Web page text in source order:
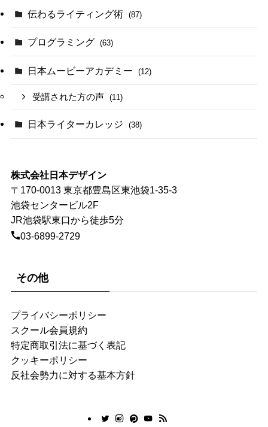
伝わるライティング術 (87)
プログラミング (63)
日本ムービーアカデミー (12)
受講された方の声 (11)
日本ライターカレッジ (38)
株式会社日本デザイン
〒170-0013 東京都豊島区東池袋1-35-3
池袋センタービル2F
JR池袋駅東口から徒歩5分
03-6899-2729
その他
プライバシーポリシー
スクール会員規約
特定商取引法に基づく表記
クッキーポリシー
反社会勢力に対する基本方針